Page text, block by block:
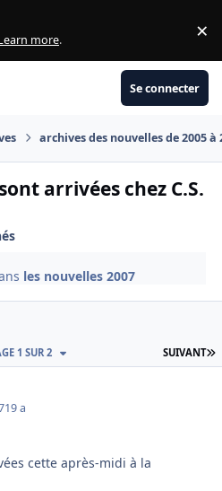
more. ×
Se connecter
archives des nouvelles de 2005 à
arrivées chez C.S.
les nouvelles 2007
SUIVANT
1 SUR 2
19 a
cette après-midi à la